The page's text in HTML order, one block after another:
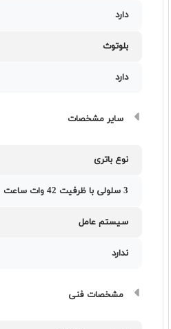
دارد
بلوتوث
دارد
سایر مشخصات
نوع باتری
3 سلولی با ظرفیت 42 وات ساعت
سیستم عامل
ندارد
مشخصات فنی